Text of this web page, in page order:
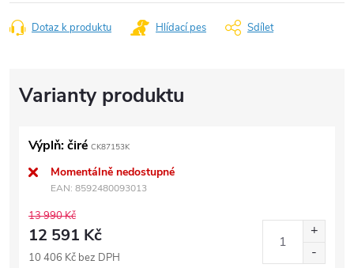
Dotaz k produktu Hlídací pes Sdílet
Výplň: čiré CK87153K
Momentálně nedostupné
EAN: 8592480093013
13 990 Kč
12 591 Kč
10 406 Kč bez DPH